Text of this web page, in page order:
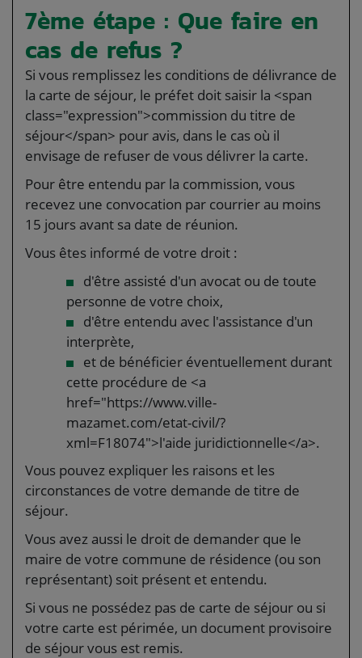
7ème étape : Que faire en
cas de refus ?
Si vous remplissez les conditions de délivrance de
la carte de séjour, le préfet doit saisir la <span
class="expression">commission du titre de
séjour</span> pour avis, dans le cas où il
envisage de refuser de vous délivrer la carte.
Pour être entendu par la commission, vous
recevez une convocation par courrier au moins
15 jours avant sa date de réunion.
Vous êtes informé de votre droit :
d'être assisté d'un avocat ou de toute
personne de votre choix,
d'être entendu avec l'assistance d'un
interprète,
et de bénéficier éventuellement durant
cette procédure de <a
href="https://www.ville-
mazamet.com/etat-civil/?
xml=F18074">l'aide juridictionnelle</a>.
Vous pouvez expliquer les raisons et les
circonstances de votre demande de titre de
séjour.
Vous avez aussi le droit de demander que le
maire de votre commune de résidence (ou son
représentant) soit présent et entendu.
Si vous ne possédez pas de carte de séjour ou si
votre carte est périmée, un document provisoire
de séjour vous est remis.